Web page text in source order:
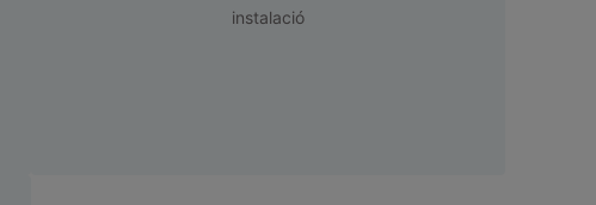
instalació